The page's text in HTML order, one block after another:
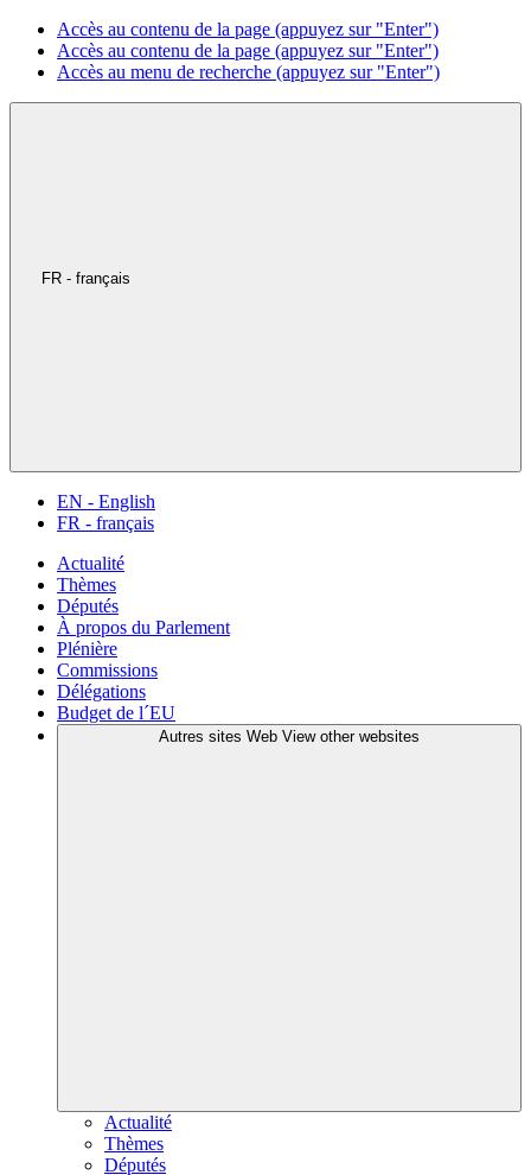
Accès au contenu de la page (appuyez sur "Enter")
Accès au contenu de la page (appuyez sur "Enter")
Accès au menu de recherche (appuyez sur "Enter")
FR - français
EN - English
FR - français
Actualité
Thèmes
Députés
À propos du Parlement
Plénière
Commissions
Délégations
Budget de l´EU
Autres sites Web View other websites
Actualité
Thèmes
Députés